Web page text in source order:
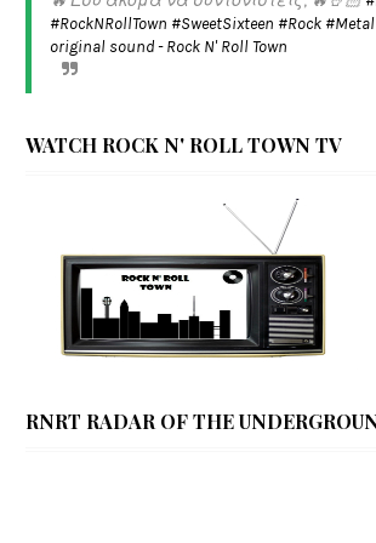
#RockNRollTown #SweetSixteen #Rock #Metal
original sound - Rock N' Roll Town
WATCH ROCK N' ROLL TOWN TV
RNRT RADAR OF THE